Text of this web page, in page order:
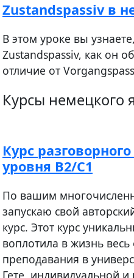
Zustandspassiv в
В этом уроке вы
Zustandspassiv, как он
отличие от
Курсы немецкого
Курс
уровня B2/C1
По вашим
запускаю свой
курс. Этот курс
воплотила в жизнь
преподавания в
Гете, индивидуальной